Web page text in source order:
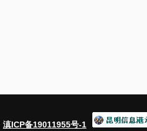
滇ICP备19011955号-1